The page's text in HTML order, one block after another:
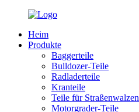
Heim
Produkte
Baggerteile
Bulldozer-Teile
Radladerteile
Kranteile
Teile für Straßenwalzen
Motorgrader-Teile